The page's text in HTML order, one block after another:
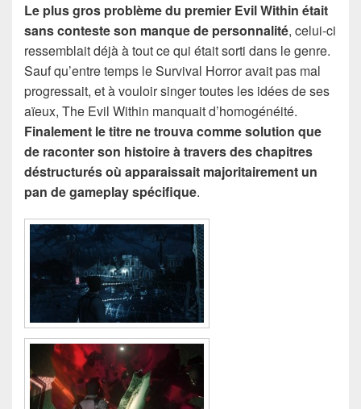
Le plus gros problème du premier Evil Within était
sans conteste son manque de personnalité, celui-ci
ressemblait déjà à tout ce qui était sorti dans le genre.
Sauf qu’entre temps le Survival Horror avait pas mal
progressait, et à vouloir singer toutes les idées de ses
aïeux, The Evil Within manquait d’homogénéité.
Finalement le titre ne trouva comme solution que
de raconter son histoire à travers des chapitres
déstructurés où apparaissait majoritairement un
pan de gameplay spécifique.